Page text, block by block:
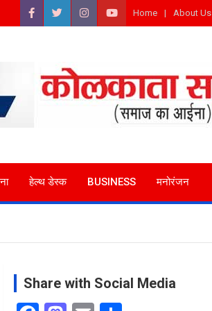
Home About Us
हेल्थ डेस्क BUSINESS मनोरंजन
Share with Social Media